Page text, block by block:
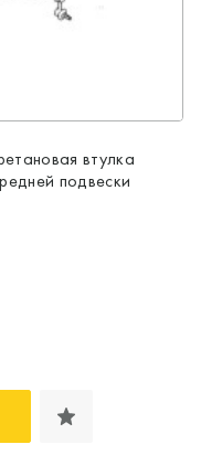
втулка
подвески